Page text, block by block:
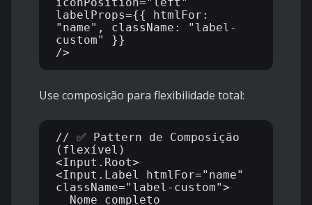
labelProps={{ htmlFor:
"name", className: "label-
custom" }}
Use composição para flexibilidade total:
// ✅ Pattern de Composição
(flexível)
<Input.Root>
<Input.Label htmlFor="name"
className="label-custom">